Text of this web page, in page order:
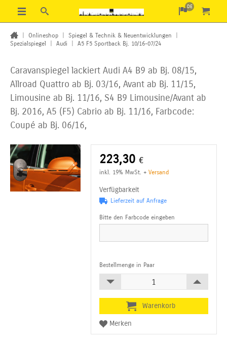
DE
Onlineshop Spiegel & Technik & Neuentwicklungen
Spezialspiegel
Audi A5 F5 Sportback Bj. 10/16-07/24
Caravanspiegel lackiert Audi A4 B9 ab Bj. 08/15,
Allroad Quattro ab Bj. 03/16, Avant ab Bj. 11/15,
Limousine ab Bj. 11/16, S4 B9 Limousine/Avant ab
Bj. 2016, A5 (F5) Cabrio ab Bj. 11/16, Farbcode:
Coupé ab Bj. 06/16,
223,30 €
inkl. 19% MwSt. +Versand
Verfügbarkeit
Lieferzeit auf Anfrage
Bestellmenge in Paar
Bitte den Farbcode eingeben